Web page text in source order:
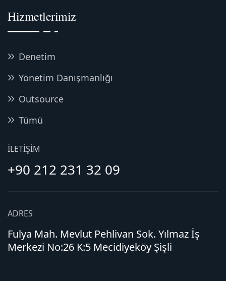
Hizmetlerimiz
Denetim
Yönetim Danışmanlığı
Outsource
Tümü
İLETIŞIM
+90 212 231 32 09
ADRES
Fulya Mah. Mevlut Pehlivan Sok. Yılmaz İş
Merkezi No:26 K:5 Mecidiyeköy Şişli